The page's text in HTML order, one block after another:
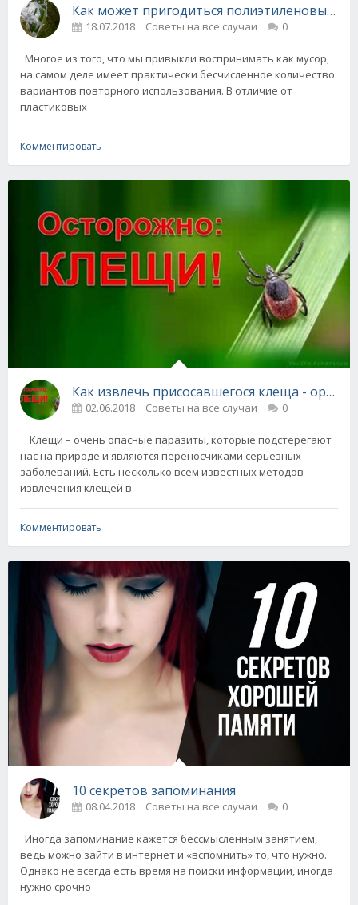
Как может пригодиться полиэтиленовый
18.07.2018 Советы на все случаи 0
Многое из того, что мы привыкли воспринимать как мусор,
на самом деле имеет практически бесчисленное количество
вариантов повторного использования. В отличие от
пластиковых
Комментировать
Как извлечь присосавшегося клеща -
02.06.2018 Советы на все случаи 0
Клещи – очень опасные паразиты, которые подстерегают
нас на природе и являются переносчиками серьезных
заболеваний. Есть несколько всем известных методов
извлечения клещей в
Комментировать
10 секретов запоминания
08.04.2018 Советы на все случаи 0
Иногда запоминание кажется бессмысленным занятием,
ведь можно зайти в интернет и «вспомнить» то, что нужно.
Однако не всегда есть время на поиски информации, иногда
нужно срочно